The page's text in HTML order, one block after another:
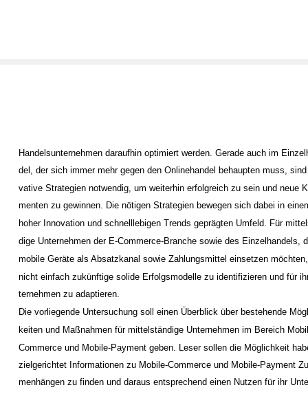
Handelsunternehmen daraufhin optimiert werden. Gerade auch im
del, der sich immer mehr gegen den Onlinehandel behaupten muss,
vative Strategien notwendig, um weiterhin erfolgreich zu sein und neue
menten zu gewinnen. Die nötigen Strategien bewegen sich dabei in
hoher Innovation und schnelllebigen Trends geprägten Umfeld. Für
dige Unternehmen der E-Commerce-Branche sowie des Einzelhandels,
mobile Geräte als Absatzkanal sowie Zahlungsmittel einsetzen
nicht einfach zukünftige solide Erfolgsmodelle zu identifizieren und für
ternehmen zu adaptieren.
Die vorliegende Untersuchung soll einen Überblick über bestehende
keiten und Maßnahmen für mittelständige Unternehmen im Bereich
Commerce und Mobile-Payment geben. Leser sollen die Möglichkeit
zielgerichtet Informationen zu Mobile-Commerce und Mobile-Payment
menhängen zu finden und daraus entsprechend einen Nutzen für ihr